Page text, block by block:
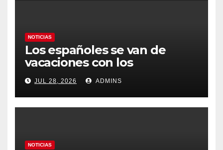
NOTICIAS
Los españoles se van de
vacaciones con los
carburantes hasta un 21%
más caros que el año pasado
y los hoteles disparados
JUL 28, 2026 ADMINS
NOTICIAS